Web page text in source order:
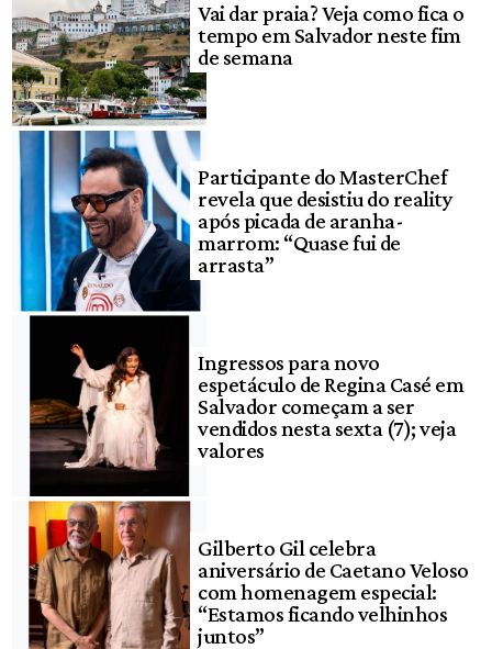
Vai dar praia? Veja como fica o
tempo em Salvador neste fim
de semana
Participante do MasterChef
revela que desistiu do reality
após picada de aranha-
marrom: “Quase fui de
arrasta”
Ingressos para novo
espetáculo de Regina Casé em
Salvador começam a ser
vendidos nesta sexta (7); veja
valores
Gilberto Gil celebra
aniversário de Caetano Veloso
com homenagem especial:
“Estamos ficando velhinhos
juntos”